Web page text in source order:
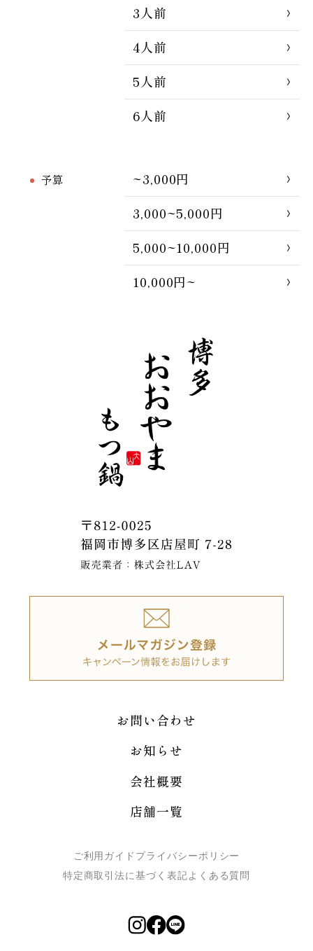
3人前
4人前
5人前
6人前
予算
~3,000円
3,000~5,000円
5,000~10,000円
10,000円~
お問い合わせ
お知らせ
会社概要
店舗一覧
ご利用ガイド プライバシーポリシー
特定商取引法に基づく表記よくある質問